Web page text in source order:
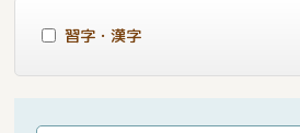
習字・漢字